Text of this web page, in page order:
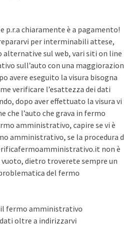
p.r.a chiaramente è a pagamento!
per interminabili attese,
alternative sul web, vari siti on line
sull’auto con una
avere eseguito la visura bisogna
verificare l’esattezza dei dati
dopo aver effettuato la visura vi
che l’auto che grava in fermo
amministrativo, capire se vi è
amministrativo, se la procedura
non è
dietro troverete sempre un
del fermo
il fermo amministrativo
oltre a indirizzarvi